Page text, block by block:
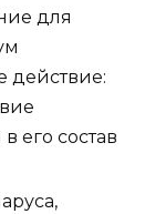
для
действие:
его состав